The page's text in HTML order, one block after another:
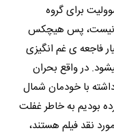
برای گروه
نیست، پس هیچ­کس
فاجعه­ ی غم انگیزی
در واقع بحران
با خودمان شمال
بودیم به خاطر غفلت
نقد فیلم هستند،